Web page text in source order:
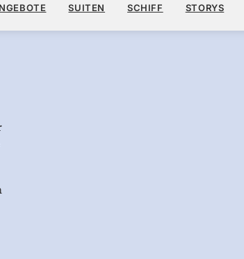
MIT DEM TARIF ALL-INCLUSIVE PLUS
KREUZFAHRT BUCHEN
SUITEN SCHIFF STORYS